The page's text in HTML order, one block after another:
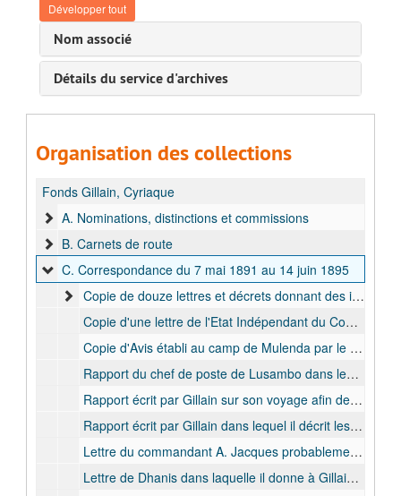
Développer tout
Nom associé
Détails du service d'archives
Organisation des collections
Fonds Gillain, Cyriaque
A. Nominations, distinctions et commissions
B. Carnets de route
C. Correspondance du 7 mai 1891 au 14 juin 1895
Copie de douze lettres et décrets donnant des instructions et recommandations, 1894 mai - juin 1895
Copie d'une lettre de l'Etat Indépendant du Congo remise au cap. Stairs commandant de l'expédition de la British South Africa C° et signée par A.Legat commandant la Station du Katanga dans laquelle il lui donne des informations afin d'éviter des erreurs qui pourraient être commises par rapport à l'expédition marchant sous pavillon anglais dans le Katanga, bulk: 1892 janv.
Copie d'Avis établi au camp de Mulenda par le commissaire de district Dhanis et dans lequel il donne ses instructions à Katambué, Gongo Lutete, de Wauters et au chef de poste de Lusambo, bulk: 1892 septembre
Rapport du chef de poste de Lusambo dans lequel il décrit ses difficultés avec Pania, bulk: 1892 juillet-août
Rapport écrit par Gillain sur son voyage afin de rejoindre l'expédition Dhanis, bulk: s.d.
Rapport écrit par Gillain dans lequel il décrit les évènements qui se sont déroulés lors du "Combat du 26 février 1893", bulk: s.d.
Lettre du commandant A. Jacques probablement adressée à Gillain et par laquelle il prend de ses nouvelles, bulk: s.d.
Lettre de Dhanis dans laquelle il donne à Gillain des détails sur ses décisions, bulk: s.d.